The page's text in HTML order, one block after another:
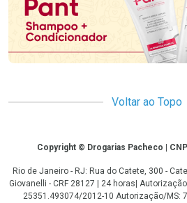
Voltar ao Topo
CopyrightCopyright © Drogarias Pacheco |
Rio de Janeiro - RJ: Rua do Catete, 300 -
Giovanelli - CRF 28127 | 24 horas|
25351.493074/2012-10 Autorização/MS: